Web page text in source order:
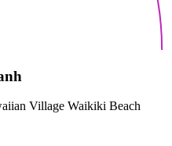
Village Waikiki Beach